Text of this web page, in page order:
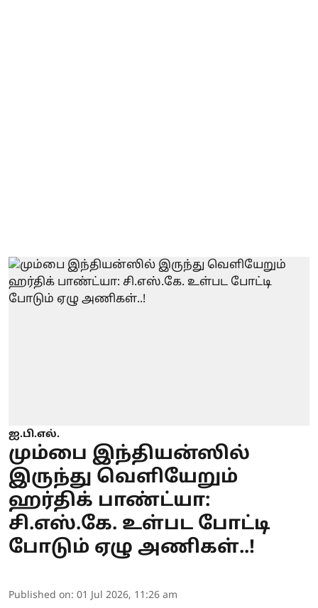
ஐ.பி.எல்.
மும்பை இந்தியன்ஸில்
இருந்து வெளியேறும்
ஹர்திக் பாண்ட்யா:
சி.எஸ்.கே. உள்பட போட்டி
போடும் ஏழு அணிகள்..!
Published on: 01 Jul 2026, 11:26 am